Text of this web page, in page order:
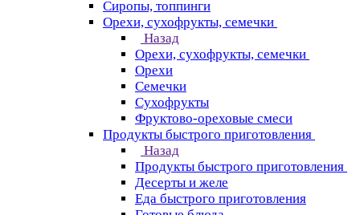
Сиропы, топпинги
Орехи, сухофрукты, семечки
Назад
Орехи, сухофрукты, семечки
Орехи
Семечки
Сухофрукты
Фруктово-ореховые смеси
Продукты быстрого приготовления
Назад
Продукты быстрого приготовления
Десерты и желе
Еда быстрого приготовления